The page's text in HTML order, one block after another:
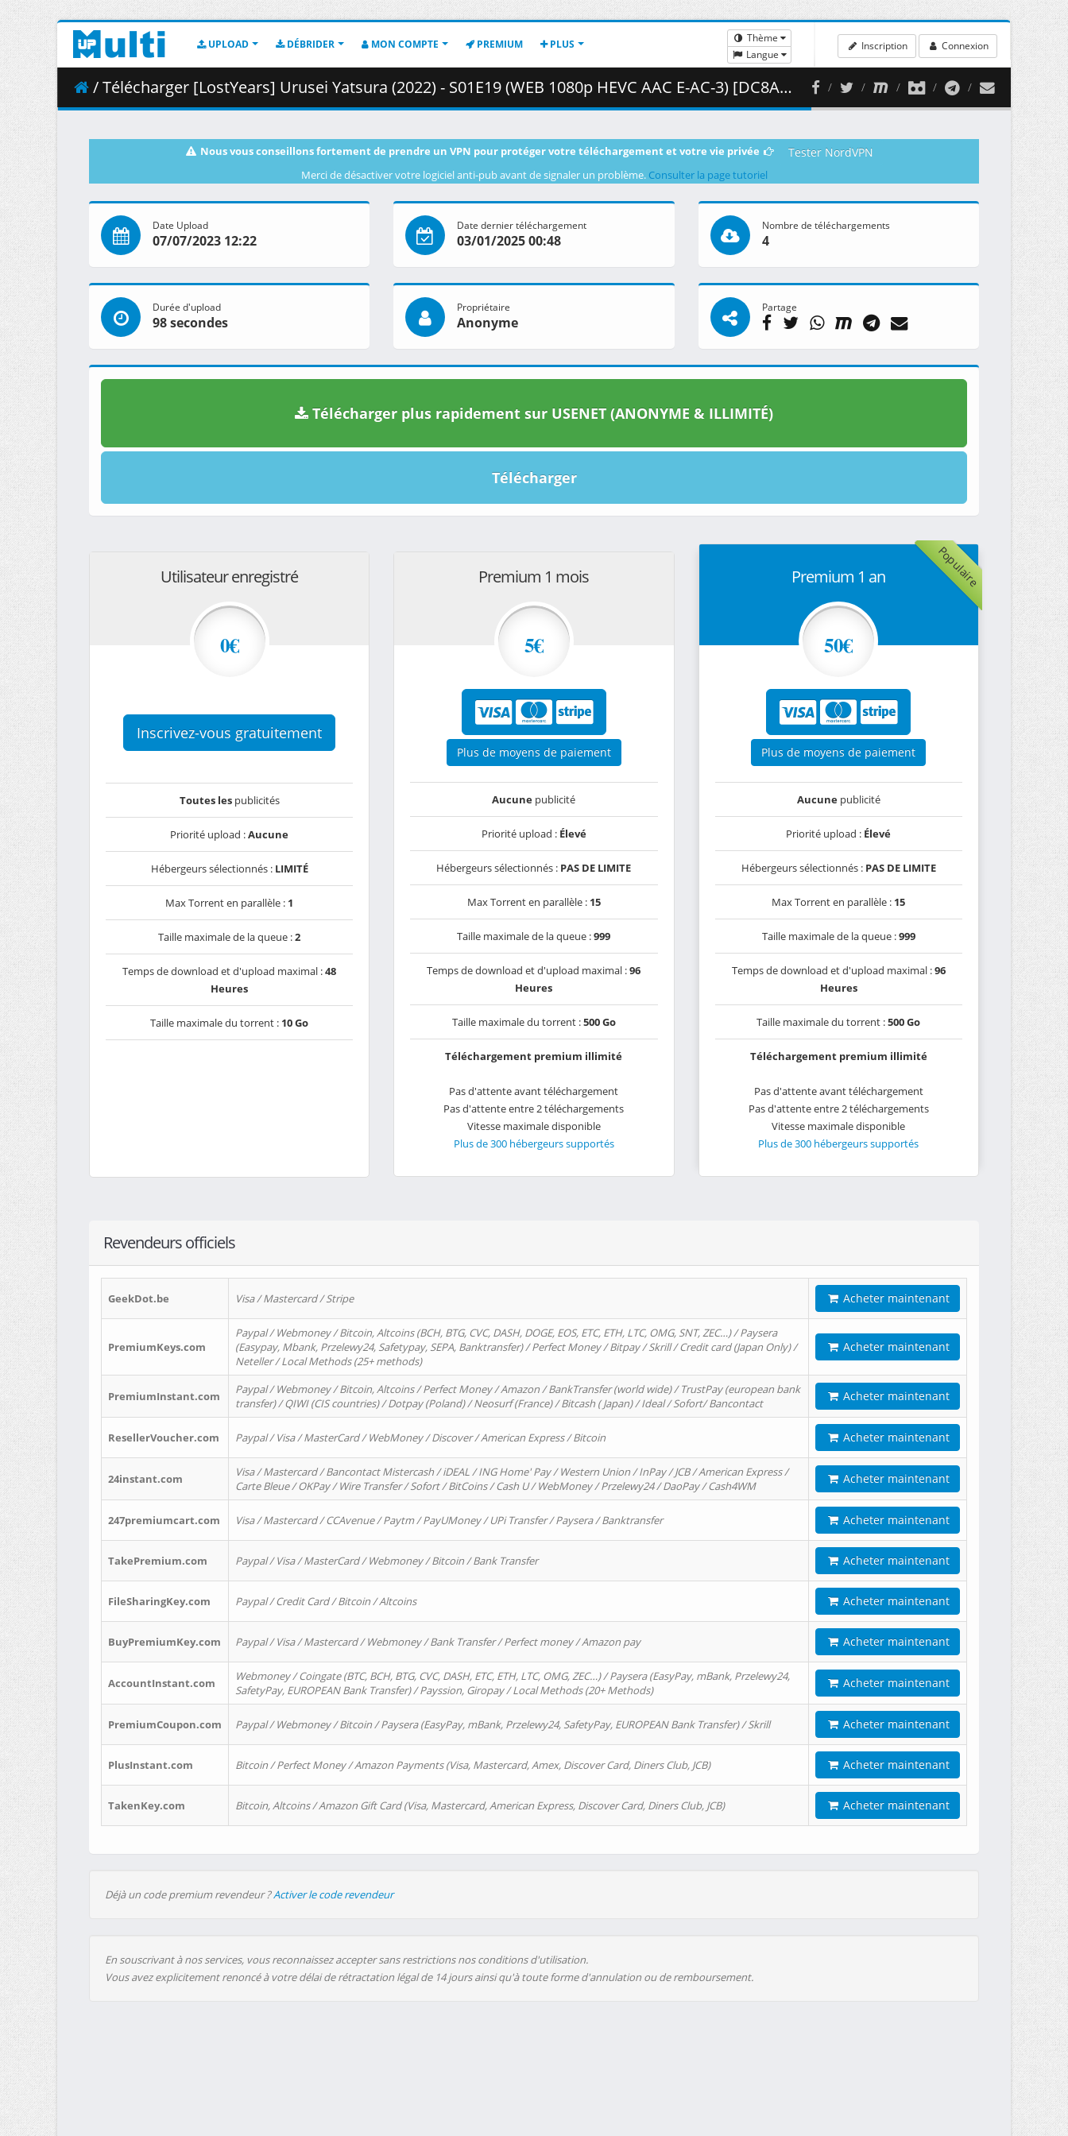
UPLOAD DÉBRIDER MON COMPTE PREMIUM PLUS
Thème
Langue
Inscription Connexion
/ Télécharger [LostYears] Urusei Yatsura (2022) - S01E19 (WEB 1080p HEVC AAC E-AC-3) [DC8A73C9].mkv.002 ( 452.90 MB )
Nous vous conseillons fortement de prendre un VPN pour protéger votre téléchargement et votre vie privée Tester NordVPN
Merci de désactiver votre logiciel anti-pub avant de signaler un problème. Consulter la page tutoriel
Date Upload
07/07/2023 12:22
Date dernier téléchargement
03/01/2025 00:48
Nombre de téléchargements
4
Durée d'upload
98 secondes
Propriétaire
Anonyme
Partage
Télécharger plus rapidement sur USENET (ANONYME & ILLIMITÉ)
Télécharger
Utilisateur enregistré
0€
Inscrivez-vous gratuitement
Toutes lespublicités
Priorité upload :Aucune
Hébergeurs sélectionnés : LIMITÉ
Max Torrent en parallèle : 1
Taille maximale de la queue :2
Temps de download et d'upload maximal :48
Heures
Taille maximale du torrent : 10 Go
Premium 1 mois
5€
Plus de moyens de paiement
Aucune publicité
Priorité upload : Élevé
Hébergeurs sélectionnés : PAS DE LIMITE
Max Torrent en parallèle : 15
Taille maximale de la queue :999
Temps de download et d'upload maximal :96
Heures
Taille maximale du torrent :500 Go
Téléchargement premium illimité
Pas d'attente avant téléchargement
Pas d'attente entre 2 téléchargements
Vitesse maximale disponible
Plus de 300 hébergeurs supportés
Populaire
Premium 1 an
50€
Plus de moyens de paiement
Aucunepublicité
Priorité upload : Élevé
Hébergeurs sélectionnés : PAS DE LIMITE
Max Torrent en parallèle : 15
Taille maximale de la queue :999
Temps de download et d'upload maximal :96
Heures
Taille maximale du torrent :500 Go
Téléchargement premium illimité
Pas d'attente avant téléchargement
Pas d'attente entre 2 téléchargements
Vitesse maximale disponible
Plus de 300 hébergeurs supportés
Revendeurs officiels
GeekDot.be Visa / Mastercard / Stripe Acheter maintenant
PremiumKeys.com
Paypal / Webmoney / Bitcoin, Altcoins (BCH, BTG, CVC, DASH, DOGE, EOS, ETC, ETH, LTC, OMG, SNT, ZEC…) / Paysera
(Easypay, Mbank, Przelewy24, Safetypay, SEPA, Banktransfer) / Perfect Money / Bitpay / Skrill / Credit card (Japan Only) /
Neteller / Local Methods (25+ methods)
Acheter maintenant
PremiumInstant.com
Paypal / Webmoney / Bitcoin, Altcoins / Perfect Money / Amazon / BankTransfer (world wide) / TrustPay (european bank
transfer) / QIWI (CIS countries) / Dotpay (Poland) / Neosurf (France) / Bitcash ( Japan) / Ideal / Sofort/ Bancontact
Acheter maintenant
ResellerVoucher.com Paypal / Visa / MasterCard / WebMoney / Discover / American Express / Bitcoin Acheter maintenant
24instant.com
Visa / Mastercard / Bancontact Mistercash / iDEAL / ING Home' Pay / Western Union / InPay / JCB / American Express /
Carte Bleue / OKPay / Wire Transfer / Sofort / BitCoins / Cash U / WebMoney / Przelewy24 / DaoPay / Cash4WM
Acheter maintenant
247premiumcart.com Visa / Mastercard / CCAvenue / Paytm / PayUMoney / UPi Transfer / Paysera / Banktransfer Acheter maintenant
TakePremium.com Paypal / Visa / MasterCard / Webmoney / Bitcoin / Bank Transfer Acheter maintenant
FileSharingKey.com Paypal / Credit Card / Bitcoin / Altcoins Acheter maintenant
BuyPremiumKey.com Paypal / Visa / Mastercard / Webmoney / Bank Transfer / Perfect money / Amazon pay Acheter maintenant
AccountInstant.com
Webmoney / Coingate (BTC, BCH, BTG, CVC, DASH, ETC, ETH, LTC, OMG, ZEC…) / Paysera (EasyPay, mBank, Przelewy24,
SafetyPay, EUROPEAN Bank Transfer) / Payssion, Giropay / Local Methods (20+ Methods)
Acheter maintenant
PremiumCoupon.com Paypal / Webmoney / Bitcoin / Paysera (EasyPay, mBank, Przelewy24, SafetyPay, EUROPEAN Bank Transfer) / Skrill Acheter maintenant
PlusInstant.com Bitcoin / Perfect Money / Amazon Payments (Visa, Mastercard, Amex, Discover Card, Diners Club, JCB) Acheter maintenant
TakenKey.com Bitcoin, Altcoins / Amazon Gift Card (Visa, Mastercard, American Express, Discover Card, Diners Club, JCB) Acheter maintenant
Déjà un code premium revendeur ?Activer le code revendeur
En souscrivant à nos services, vous reconnaissez accepter sans restrictions nos conditions d'utilisation.
Vous avez explicitement renoncé à votre délai de rétractation légal de 14 jours ainsi qu'à toute forme d'annulation ou de remboursement.